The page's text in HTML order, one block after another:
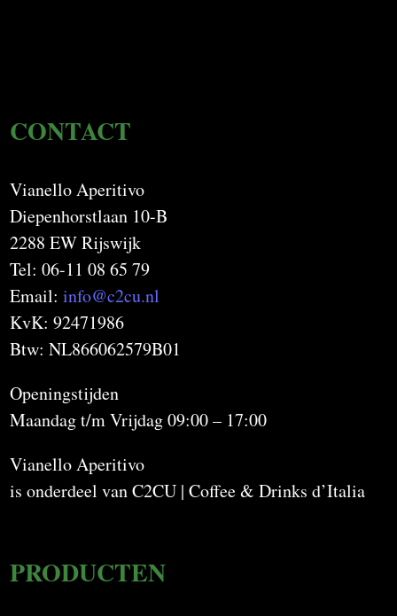
CONTACT
Vianello Aperitivo
Diepenhorstlaan 10-B
2288 EW Rijswijk
Tel: 06-11 08 65 79
Email:info@c2cu.nl
KvK: 92471986
Btw: NL866062579B01
Openingstijden
Maandag t/m Vrijdag 09:00 – 17:00
Vianello Aperitivo
is onderdeel van C2CU | Coffee & Drinks d’Italia
PRODUCTEN